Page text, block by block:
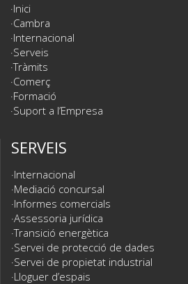
Inici
Cambra
Internacional
Serveis
Tràmits
Comerç
Formació
Suport a l’Empresa
SERVEIS
Internacional
Mediació concursal
Informes comercials
Assessoria jurídica
Transició energètica
Servei de protecció de dades
Servei de propietat industrial
Lloguer d’espais